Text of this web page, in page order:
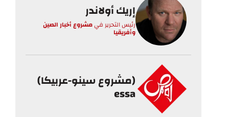
إريك أولاندر
رئيس التحرير فيمشروع أخبار الصين
وأفريقيا
(مشروع سينو-عربيكا)
essa